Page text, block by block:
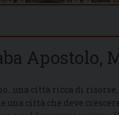
Apostolo,
città ricca di risorse,
una città che deve